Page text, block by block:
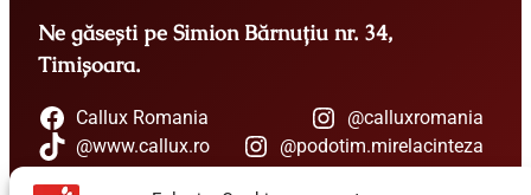
Ne găsești pe Simion Bărnuțiu nr. 34,
Timișoara.
Callux Romania
@calluxromania
@www.callux.ro
@podotim.mirelacinteza